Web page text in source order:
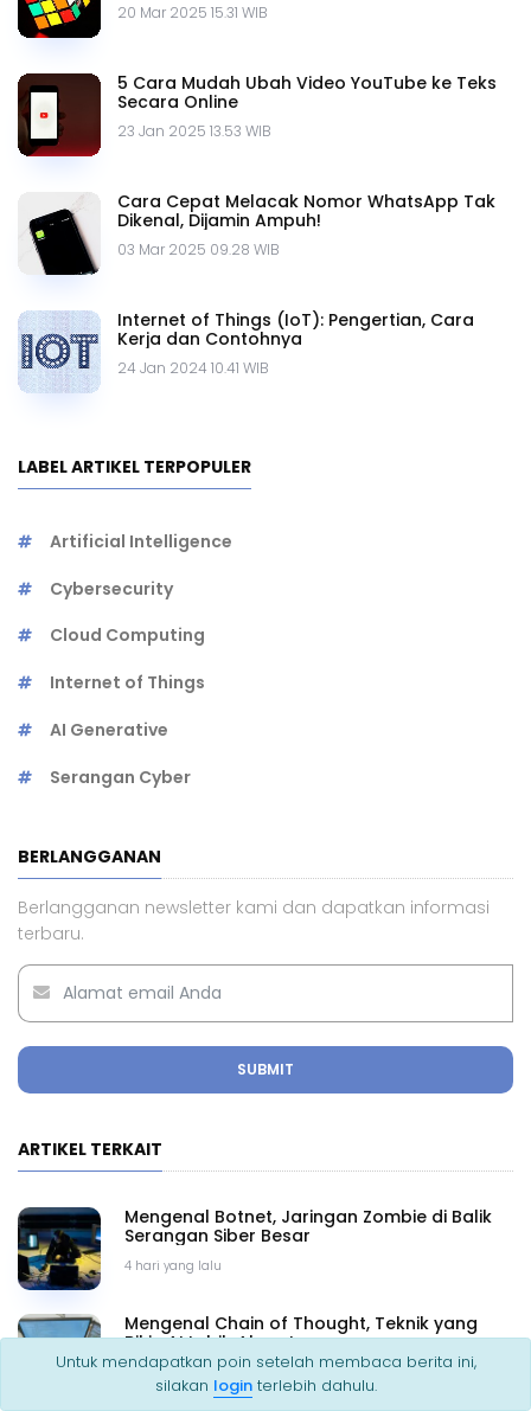
20 Mar 2025 15.31 WIB
5 Cara Mudah Ubah Video YouTube ke Teks
Secara Online
23 Jan 2025 13.53 WIB
Cara Cepat Melacak Nomor WhatsApp Tak
Dikenal, Dijamin Ampuh!
03 Mar 2025 09.28 WIB
Internet of Things (IoT): Pengertian, Cara
Kerja dan Contohnya
24 Jan 2024 10.41 WIB
LABEL ARTIKEL TERPOPULER
Artificial Intelligence
Cybersecurity
Cloud Computing
Internet of Things
AI Generative
Serangan Cyber
BERLANGGANAN
Berlangganan newsletter kami dan dapatkan informasi
terbaru.
SUBMIT
ARTIKEL TERKAIT
4 hari yang lalu
Mengenal Botnet, Jaringan Zombie di Balik
Serangan Siber Besar
29 Jul 2026 15.27 WIB
Mengenal Chain of Thought, Teknik yang
Bikin AI Lebih Akurat
Untuk mendapatkan poin setelah membaca berita ini,
silakan loginterlebih dahulu.